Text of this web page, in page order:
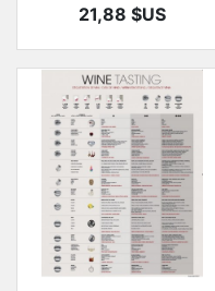
Prix
21,88 $US